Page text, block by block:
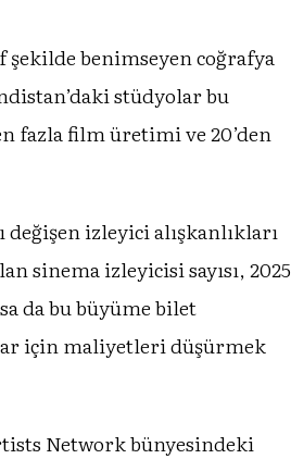
benimseyen coğrafya
stüdyolar bu
fazla film üretimi ve 20’den
izleyici alışkanlıkları
sinema izleyicisi sayısı, 2025
da bu büyüme bilet
için maliyetleri düşürmek
Network bünyesindeki